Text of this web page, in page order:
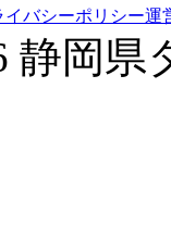
イバシーポリシー運
静岡